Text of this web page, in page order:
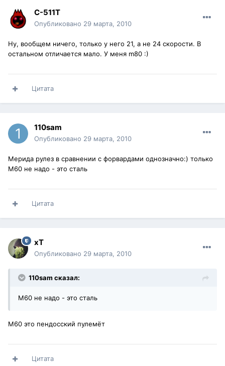
C-511T
Опубликовано 29 марта, 2010
Ну, вообщем ничего, только у него 21, а не 24 скорости. В
остальном отличается мало. У меня m80 :)
Цитата
110sam
Опубликовано 29 марта, 2010
Мерида рулез в сравнении с форвардами однозначно:) только
М60 не надо - это сталь
Цитата
xT
Опубликовано 29 марта, 2010
110sam сказал:
М60 не надо - это сталь
M60 это пендосский пулемёт
Цитата